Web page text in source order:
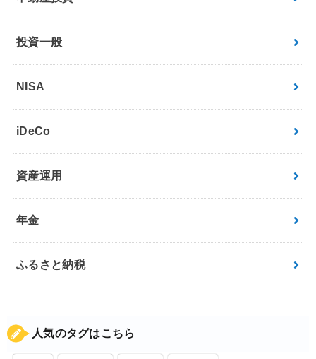
投資一般
NISA
iDeCo
資産運用
年金
ふるさと納税
人気のタグはこちら